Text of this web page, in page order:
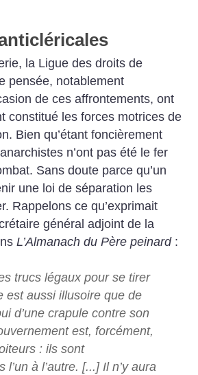
la Ligue des droits de
pensée, notablement
de ces affrontements, ont
constitué les forces motrices de
Bien qu’étant foncièrement
n’ont pas été le fer
Sans doute parce qu’un
une loi de séparation les
Rappelons ce qu’exprimait
général adjoint de la
L’Almanach du Père peinard:
trucs légaux pour se tirer
est aussi illusoire que de
d’une crapule contre son
est, forcément,
: ils sont
l’un à l’autre. [...] Il n’y aura